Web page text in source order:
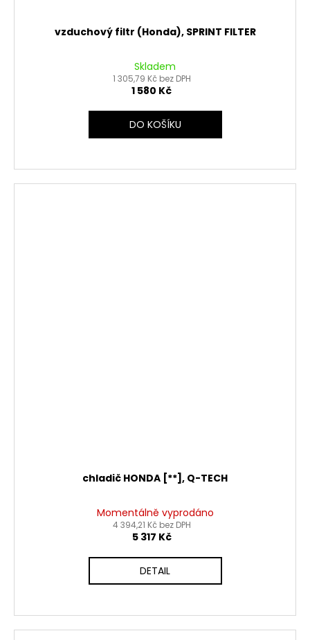
vzduchový filtr (Honda), SPRINT FILTER
Skladem
1 305,79 Kč bez DPH
1 580 Kč
DO KOŠÍKU
chladič HONDA [**], Q-TECH
Momentálně vyprodáno
4 394,21 Kč bez DPH
5 317 Kč
DETAIL